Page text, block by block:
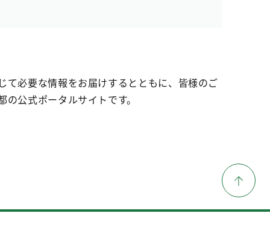
て必要な情報をお届けするとともに、皆様のご
公式ポータルサイトです。